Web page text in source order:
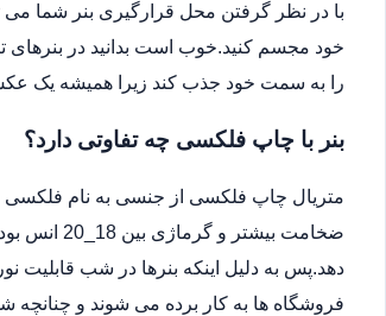
با در نظر گرفتن محل قرارگیری بنر شما می
خود مجسم کنید.خوب است بدانید در بنرهای
را به سمت خود جذب کند زیرا همیشه یک
بنر با چاپ فلکسی چه تفاوتی دارد؟
متریال چاپ فلکسی از جنسی به نام فلکسی
ضخامت
دهد.پس به دلیل اینکه بنرها در شب قابلیت
فروشگاه ها به کار برده می شوند و چنانچه